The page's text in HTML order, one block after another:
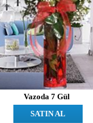
Vazoda 7 Gül
SATIN AL